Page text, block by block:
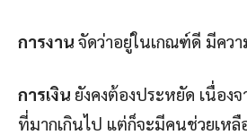
การงาน จัดว่าอยู่ในเกณฑ์ดี มีคว
การเงิน ยังคงต้องประหยัด เนื่อง
ที่มากเกินไป แต่ก็จะมีคนช่วยเหลื